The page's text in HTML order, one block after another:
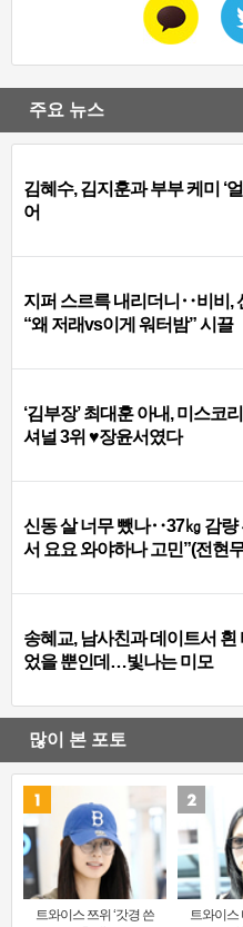
주요 뉴스
김혜수, 김지훈과 부부 케미 ‘
어
지퍼 스르륵 내리더니‥비비,
“왜 저래vs이게 워터밤” 시끌
‘김부장’ 최대훈 아내, 미스코
셔널 3위 ♥장윤서였다
신동 살 너무 뺐나‥37㎏ 감량
서 요요 와야하나 고민”(전현
송혜교, 남사친과 데이트서 흰
었을 뿐인데…빛나는 미모
많이 본 포토
트와이스 쯔위 ‘갓경 쓴
트와이스